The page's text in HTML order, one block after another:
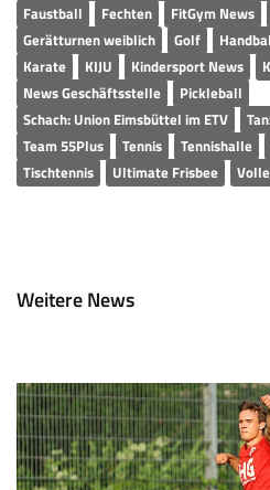
Faustball
Fechten FitGym News
Gerätturnen weiblich
Golf
Karate
KIJU Kindersport News
News Geschäftsstelle
Pickleball
Schach: Union Eimsbüttel im ETV
Team 55Plus
Tennis Tennishalle
Tischtennis
Ultimate Frisbee
Weitere News